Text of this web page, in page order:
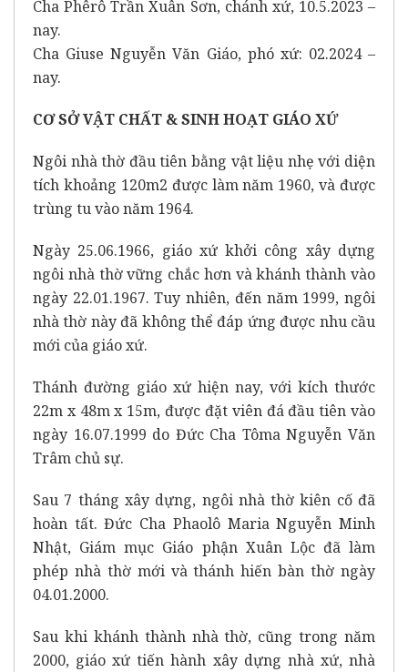
Cha Phêrô Trần Xuân Sơn, chánh xứ, 10.5.2023 –
nay.
Cha Giuse Nguyễn Văn Giáo, phó xứ: 02.2024 –
nay.
CƠ SỞ VẬT CHẤT & SINH HOẠT GIÁO XỨ
Ngôi nhà thờ đầu tiên bằng vật liệu nhẹ với diện
tích khoảng 120m2 được làm năm 1960, và được
trùng tu vào năm 1964.
Ngày 25.06.1966, giáo xứ khởi công xây dựng
ngôi nhà thờ vững chắc hơn và khánh thành vào
ngày 22.01.1967. Tuy nhiên, đến năm 1999, ngôi
nhà thờ này đã không thể đáp ứng được nhu cầu
mới của giáo xứ.
Thánh đường giáo xứ hiện nay, với kích thước
22m x 48m x 15m, được đặt viên đá đầu tiên vào
ngày 16.07.1999 do Đức Cha Tôma Nguyễn Văn
Trâm chủ sự.
Sau 7 tháng xây dựng, ngôi nhà thờ kiên cố đã
hoàn tất. Đức Cha Phaolô Maria Nguyễn Minh
Nhật, Giám mục Giáo phận Xuân Lộc đã làm
phép nhà thờ mới và thánh hiến bàn thờ ngày
04.01.2000.
Sau khi khánh thành nhà thờ, cũng trong năm
2000, giáo xứ tiến hành xây dựng nhà xứ, nhà